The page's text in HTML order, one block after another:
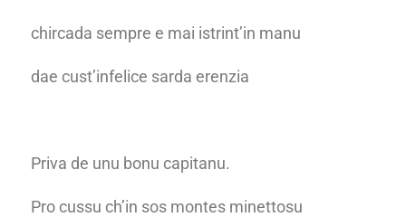
chircada sempre e mai istrint’in manu
dae cust’infelice sarda erenzia
Priva de unu bonu capitanu.
Pro cussu ch’in sos montes minettosu